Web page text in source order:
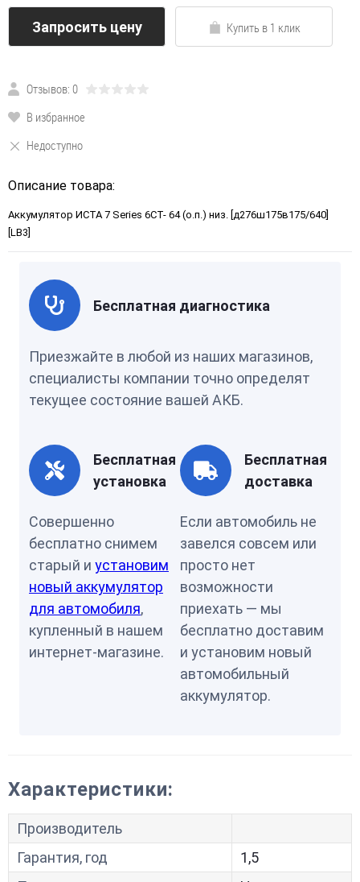
Запросить цену Купить в 1 клик
Отзывов: 0
В избранное
Недоступно
Описание товара:
Аккумулятор ИСТА 7 Series 6СТ- 64 (о.п.) низ. [д276ш175в175/640]
[LB3]
Бесплатная диагностика
Приезжайте в любой из наших магазинов,
специалисты компании точно определят
текущее состояние вашей АКБ.
Бесплатная
установка
Совершенно
бесплатно снимем
старый и установим
новый аккумулятор
для автомобиля,
купленный в нашем
интернет-магазине.
Бесплатная
доставка
Если автомобиль не
завелся совсем или
просто нет
возможности
приехать — мы
бесплатно доставим
и установим новый
автомобильный
аккумулятор.
Характеристики:
Производитель
Гарантия, год
1,5